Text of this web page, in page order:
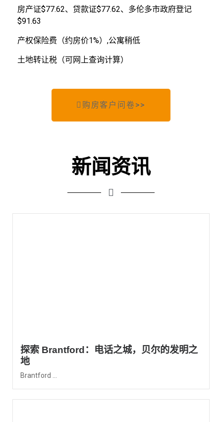
房产证$77.62、贷款证$77.62、多伦多市政府登记
$91.63
产权保险费（约房价1%）,公寓稍低
土地转让税（可网上查询计算）
购房客户问卷>>
新闻资讯
探索 Brantford：电话之城，贝尔的发明之
地
Brantford ...